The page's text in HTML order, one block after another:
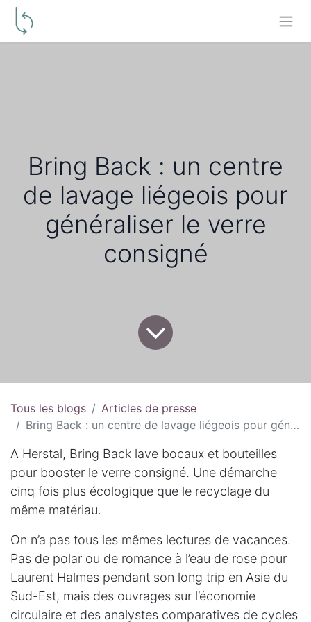
Bring Back : un centre
de lavage liégeois pour
généraliser le verre
consigné
Tous les blogs
Articles de presse
Bring Back : un centre de lavage liégeois pour généraliser le verre consigné
A Herstal, Bring Back lave bocaux et bouteilles
pour booster le verre consigné. Une démarche
cinq fois plus écologique que le recyclage du
même matériau.
On n’a pas tous les mêmes lectures de vacances.
Pas de polar ou de romance à l’eau de rose pour
Laurent Halmes pendant son long trip en Asie du
Sud-Est, mais des ouvrages sur l’économie
circulaire et des analystes comparatives de cycles